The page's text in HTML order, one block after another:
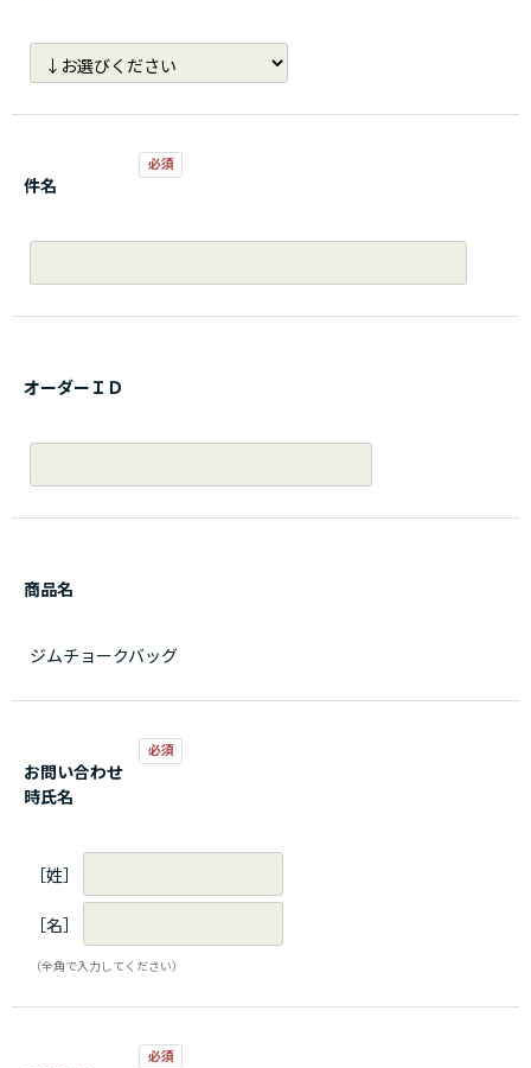
件名
オーダーＩＤ
商品名
ジムチョークバッグ
お問い合わせ
時氏名
［姓］
［名］
（全角で入力してください）